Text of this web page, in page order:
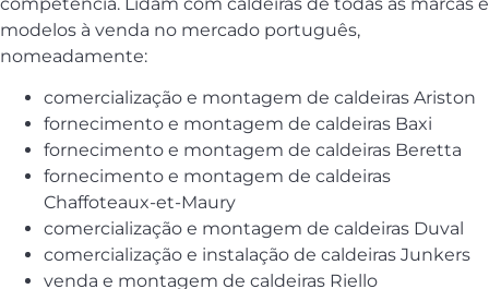
modelos à venda no mercado português,
nomeadamente:
comercialização e montagem de caldeiras Ariston
fornecimento e montagem de caldeiras Baxi
fornecimento e montagem de caldeiras Beretta
fornecimento e montagem de caldeiras
Chaffoteaux-et-Maury
comercialização e montagem de caldeiras Duval
comercialização e instalação de caldeiras Junkers
venda e montagem de caldeiras Riello